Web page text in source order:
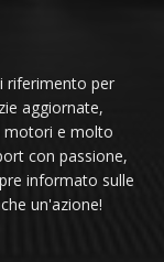
riferimento per
aggiornate,
motori e molto
con passione,
informato sulle
un'azione!